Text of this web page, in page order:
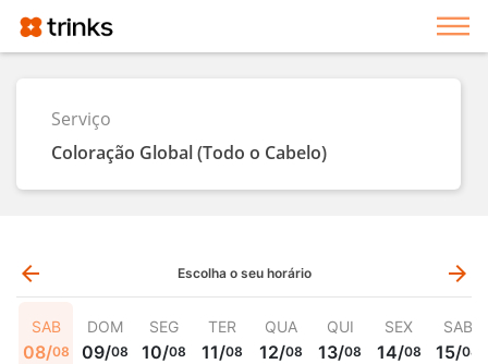
Serviço
Coloração Global (Todo o Cabelo)
arrow_back Escolha o seu horário arrow_forward
SAB
08/08
DOM
09/08
SEG
10/08
TER
11/08
QUA
12/08
QUI
13/08
SEX
14/08
SAB
15/08